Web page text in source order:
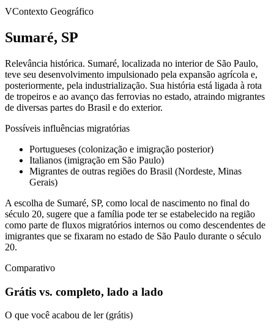
VContexto Geográfico
Sumaré, SP
Relevância histórica. Sumaré, localizada no interior de São Paulo,
teve seu desenvolvimento impulsionado pela expansão agrícola e,
posteriormente, pela industrialização. Sua história está ligada à rota
de tropeiros e ao avanço das ferrovias no estado, atraindo migrantes
de diversas partes do Brasil e do exterior.
Possíveis influências migratórias
Portugueses (colonização e imigração posterior)
Italianos (imigração em São Paulo)
Migrantes de outras regiões do Brasil (Nordeste, Minas
Gerais)
A escolha de Sumaré, SP, como local de nascimento no final do
século 20, sugere que a família pode ter se estabelecido na região
como parte de fluxos migratórios internos ou como descendentes de
imigrantes que se fixaram no estado de São Paulo durante o século
20.
Comparativo
Grátis vs. completo, lado a lado
O que você acabou de ler (grátis)